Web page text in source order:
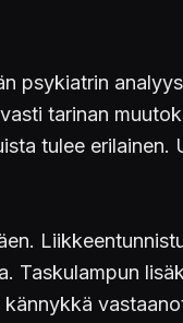
psykiatrin
tarinan
tulee erilainen.
Taskulampun